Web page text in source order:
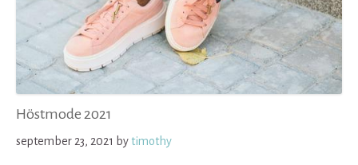
Höstmode 2021
september 23, 2021 bytimothy